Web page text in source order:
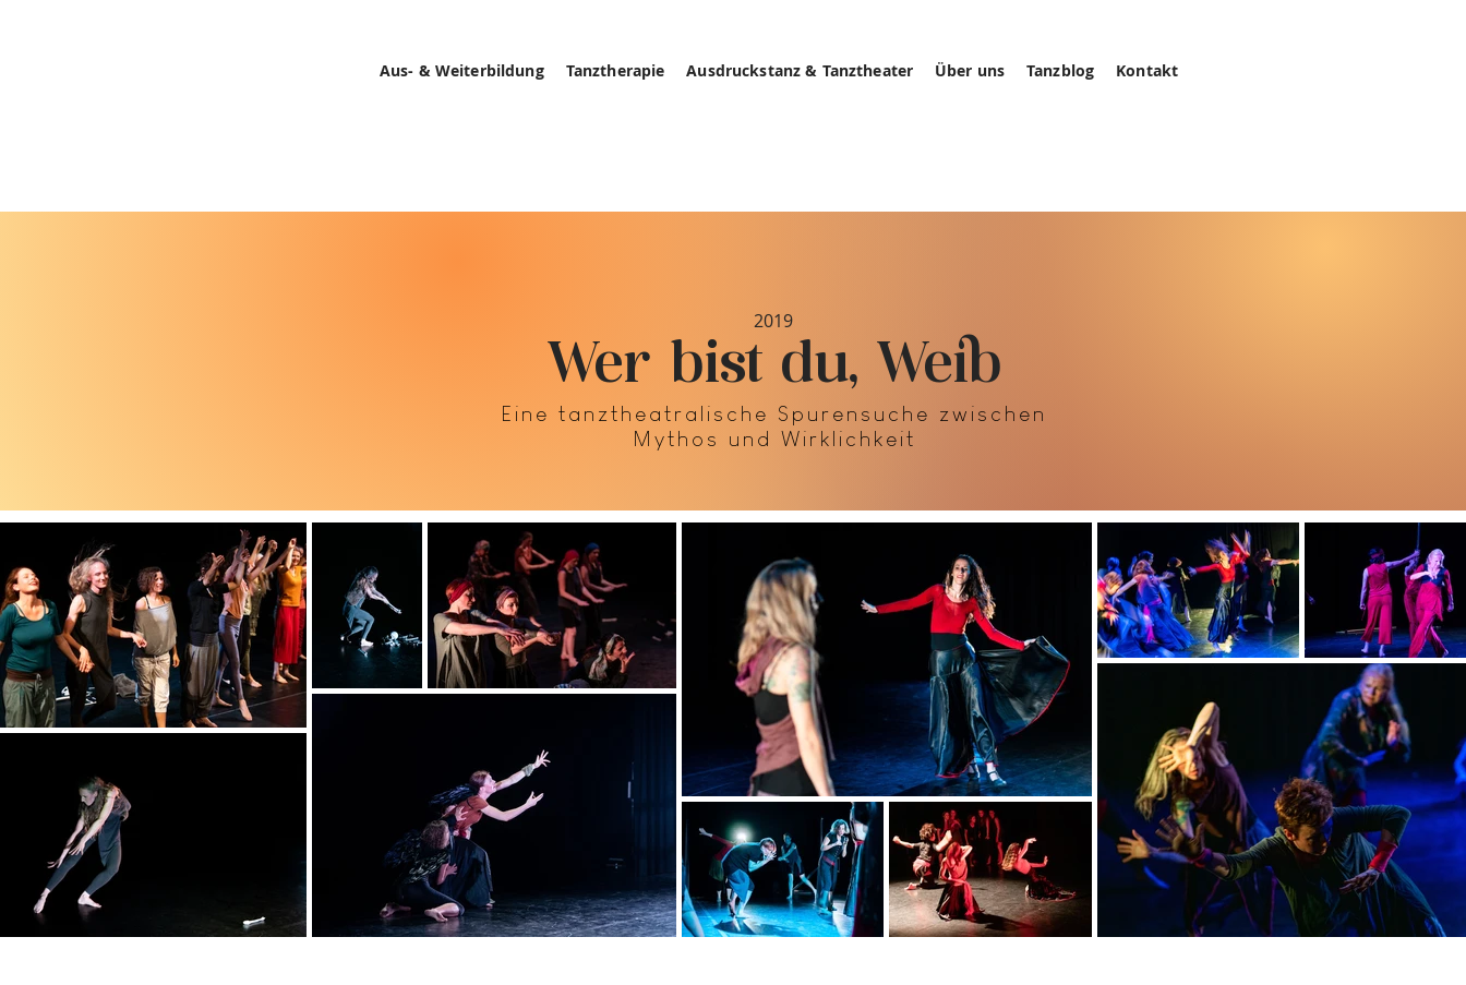
Aus- & Weiterbildung Tanztherapie Ausdruckstanz & Tanztheater Über uns Tanzblog Kontakt
2019
Wer bist du, Weib
Eine tanztheatralische Spurensuche zwischen
Mythos und Wirklichkeit